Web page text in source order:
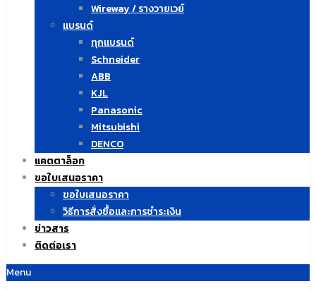
Wireway / รางวายเวย์
แบรนด์
ทุกแบรนด์
Schneider
ABB
KJL
Panasonic
Mitsubishi
DENCO
แคตตาล็อก
ขอใบเสนอราคา
ขอใบเสนอราคา
วิธีการสั่งซื้อและการชำระเงิน
ข่าวสาร
ติดต่อเรา
Menu